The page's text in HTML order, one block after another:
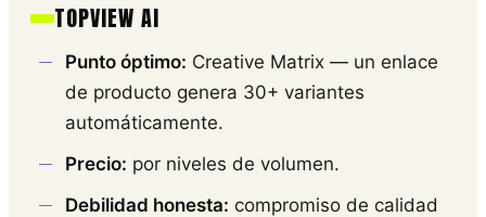
TOPVIEW AI
Punto óptimo: Creative Matrix — un enlace
de producto genera 30+ variantes
automáticamente.
Precio: por niveles de volumen.
Debilidad honesta: compromiso de calidad